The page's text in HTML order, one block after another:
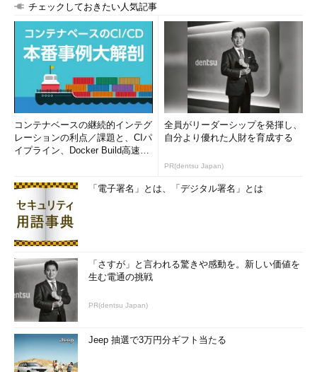
チェックしておきたい人気記事
コンテナベースの継続的インテグ
レーションの利点／課題と、CIパ
イプライン、Docker Build高速化
全員がリーダーシップを発揮し、
自分より優れた人財を育成する
PR(dentsu Japan)
「電子署名」とは、「デジタル署名」とは
「さすが」と言われる驚きや感動を。新しい価値を
生む電通の挑戦
PR(dentsu Japan)
Jeep 抽選で3万円分ギフト当たる